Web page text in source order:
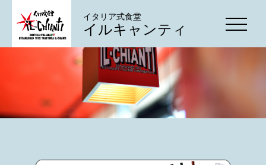
イタリア式食堂
イルキャンティ